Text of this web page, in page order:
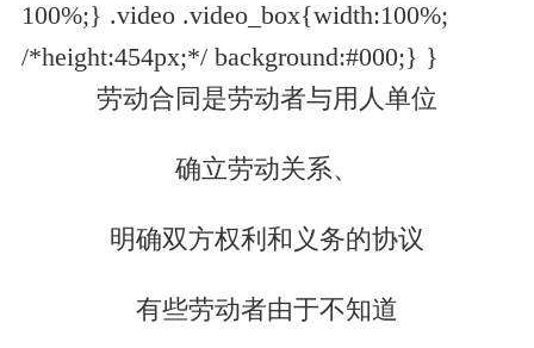
100%;} .video .video_box{width:100%;
/*height:454px;*/ background:#000;} }
劳动合同是劳动者与用人单位
确立劳动关系、
明确双方权利和义务的协议
有些劳动者由于不知道